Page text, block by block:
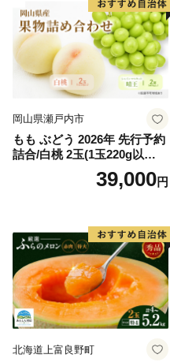
岡山県瀬戸内市
もも ぶどう 2026年 先行予約
詰合/白桃 2玉(1玉220g以
上)・シャインマスカット 晴
39,000円
北海道上富良野町